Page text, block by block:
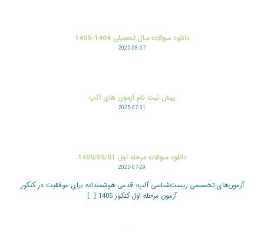
دانلود سوالات سال تحصیلی 1404-1405
2025-08-07
پیش ثبت نام آزمون های آلپ
2025-07-31
دانلود سوالات مرحله اول 1405/05/01
2025-07-29
آزمون‌های تخصصی زیست‌شناسی آلپ؛ قدمی هوشمندانه برای موفقیت در کنکور
آزمون مرحله اول کنکور 1405 [...]